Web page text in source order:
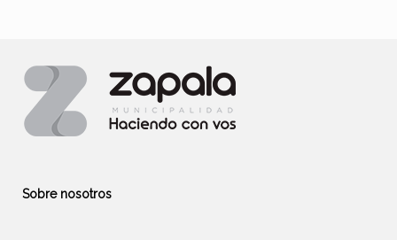
Sobre nosotros